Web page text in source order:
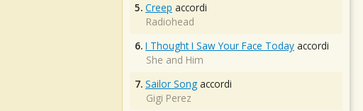
5. Creep accordi
Radiohead
6. I Thought I Saw Your Face Today accordi
She and Him
7. Sailor Song accordi
Gigi Perez